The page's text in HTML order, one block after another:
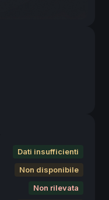
Dati insufficienti
Non disponibile
Non rilevata